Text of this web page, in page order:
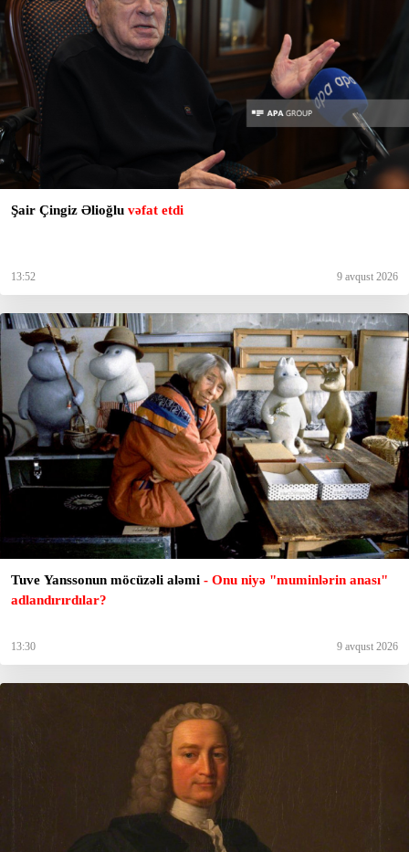
Şair Çingiz Əlioğlu vəfat etdi
13:52 9 avqust 2026
Tuve Yanssonun möcüzəli aləmi - Onu niyə "muminlərin anası"
adlandırırdılar?
13:30 9 avqust 2026